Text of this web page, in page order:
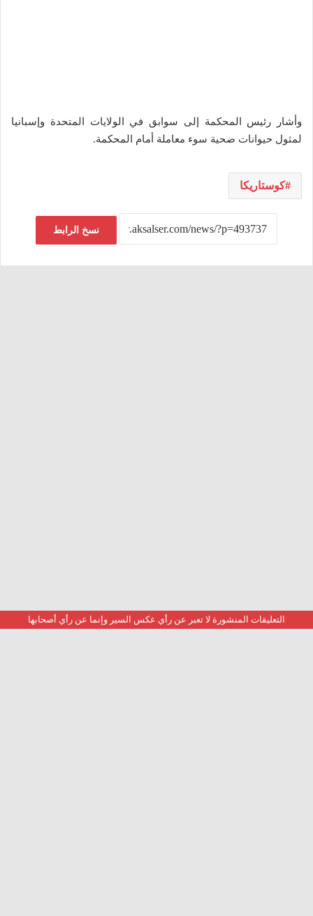
وأشار رئيس المحكمة إلى سوابق في الولايات المتحدة وإسبانيا
لمثول حيوانات ضحية سوء معاملة أمام المحكمة.
كوستاريكا
نسخ الرابط
التعليقات المنشورة لا تعبر عن رأي عكس السير وإنما عن رأي أصحابها